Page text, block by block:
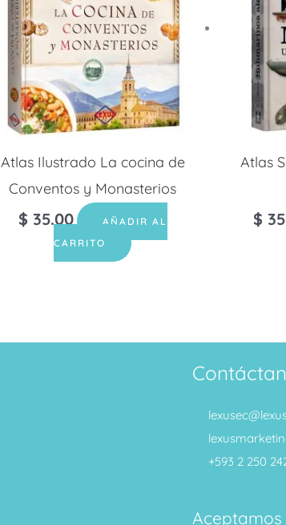
Atlas Ilustrado La cocina de
Conventos y Monasterios
$ 35.00
AÑADIR AL
CARRITO
Atlas
$
+593 2 250
Aceptamos